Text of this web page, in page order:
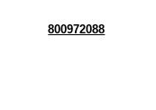
800972088